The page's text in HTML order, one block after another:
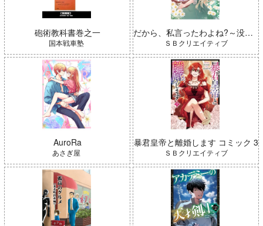
インゴクダンチ
CEEDS Gun Blaze Vengeanc
e」オープニングテーマ CRIM
SON BULLET/水樹奈々
「少女☆歌劇 レヴュースタァ
ライト」スペシャルライブ “St
定版) 春夏秋冬代行者 春の舞
砲術教科書巻之一
国本戦車塾
AuroRa
あさぎ屋
だから、私言ったわよね?～没落令嬢の案外楽しい領地改革～ コミック 1
ＳＢクリエイティブ
暴君皇帝と離婚します コミック 3
ＳＢクリエイティブ